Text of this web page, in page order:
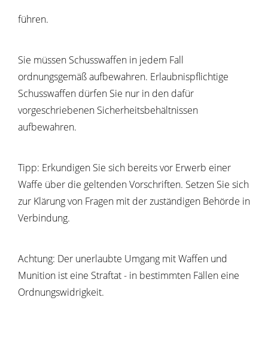
führen.
Sie müssen Schusswaffen in jedem Fall
ordnungsgemäß aufbewahren. Erlaubnispflichtige
Schusswaffen dürfen Sie nur in den dafür
vorgeschriebenen Sicherheitsbehältnissen
aufbewahren.
Tipp: Erkundigen Sie sich bereits vor Erwerb einer
Waffe über die geltenden Vorschriften. Setzen Sie sich
zur Klärung von Fragen mit der zuständigen Behörde in
Verbindung.
Achtung: Der unerlaubte Umgang mit Waffen und
Munition ist eine Straftat - in bestimmten Fällen eine
Ordnungswidrigkeit.